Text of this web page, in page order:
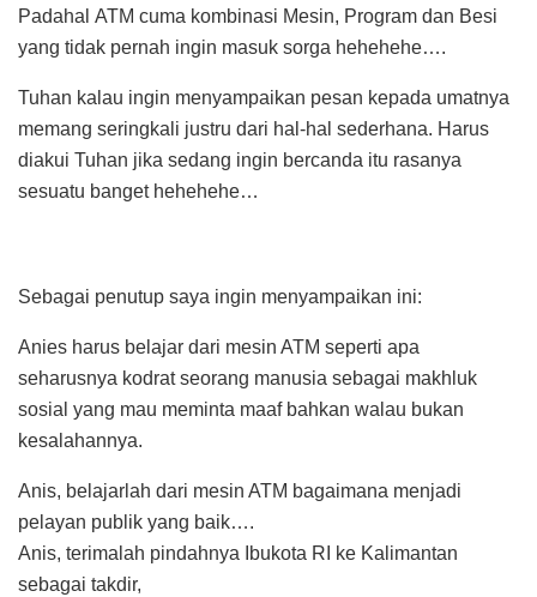
Padahal ATM cuma kombinasi Mesin, Program dan Besi
yang tidak pernah ingin masuk sorga hehehehe….
Tuhan kalau ingin menyampaikan pesan kepada umatnya
memang seringkali justru dari hal-hal sederhana. Harus
diakui Tuhan jika sedang ingin bercanda itu rasanya
sesuatu banget hehehehe…
Sebagai penutup saya ingin menyampaikan ini:
Anies harus belajar dari mesin ATM seperti apa
seharusnya kodrat seorang manusia sebagai makhluk
sosial yang mau meminta maaf bahkan walau bukan
kesalahannya.
Anis, belajarlah dari mesin ATM bagaimana menjadi
pelayan publik yang baik….
Anis, terimalah pindahnya Ibukota RI ke Kalimantan
sebagai takdir,